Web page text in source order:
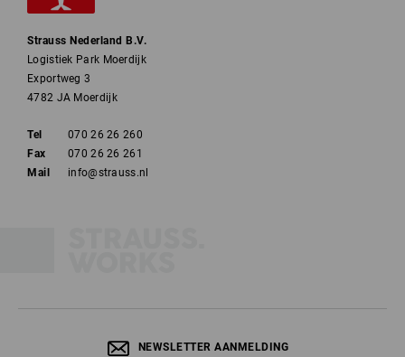
Strauss Nederland B.V.
Logistiek Park Moerdijk
Exportweg 3
4782 JA Moerdijk
Tel
070 26 26 260
Fax
070 26 26 261
Mail
info@strauss.nl
NEWSLETTER AANMELDING